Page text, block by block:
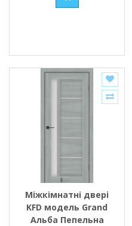
Міжкімнатні двері
KFD модель Grand
Альба Пепельна